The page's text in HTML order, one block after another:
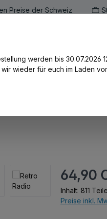
Preise der Schweiz
Regulärer
64,90
Inhalt: 811 Teile
Preise inkl.
werden bis 30.07.2026
wieder für euch im Laden vor